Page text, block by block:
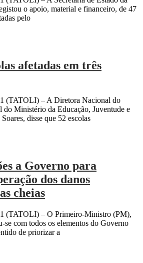
o apoio, material e financeiro, de 47
pelo
afetadas em três
(TATOLI) – A Diretora Nacional do
do Ministério da Educação, Juventude e
disse que 52 escolas
a Governo para
dos danos
cheias
(TATOLI) – O Primeiro-Ministro (PM),
se com todos os elementos do Governo
de priorizar a